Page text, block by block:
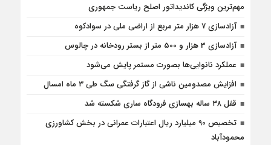
مهم‌ترین ویژگی کاندیداتور اصلح ریاست جمهوری
آزادسازی 7 هزار متر مربع از اراضی ملی در سوادکوه
آزادسازی 3 هزار و 500 متر از بستر رودخانه در چالوس
عملکرد نانوایی‌ها بصورت مستمر پایش می‌شود
افزایش مصدومین ناشی از گاز گرفتگی سگ طی ۳ ماه امسال
قفل ۳۸ ساله بهسازی فرودگاه ساری شکسته شد
تخصیص 90 میلیارد ریال اعتبارات عمرانی در بخش کشاورزی
محمودآباد